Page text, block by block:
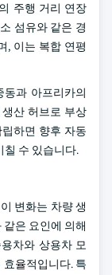
주행 거리 연장
섬유와 같은 경
, 이는 복합 연평
과 아프리카의
산 허브로 부상
하면 향후 자동
칠 수 있습니다.
변화는 차량 생
은 요인에 의해
차와 상용차 모
율적입니다. 특